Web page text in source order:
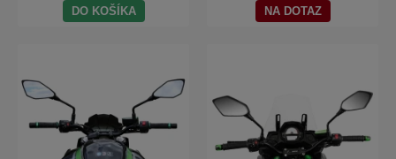
DO KOŠÍKA NA DOTAZ